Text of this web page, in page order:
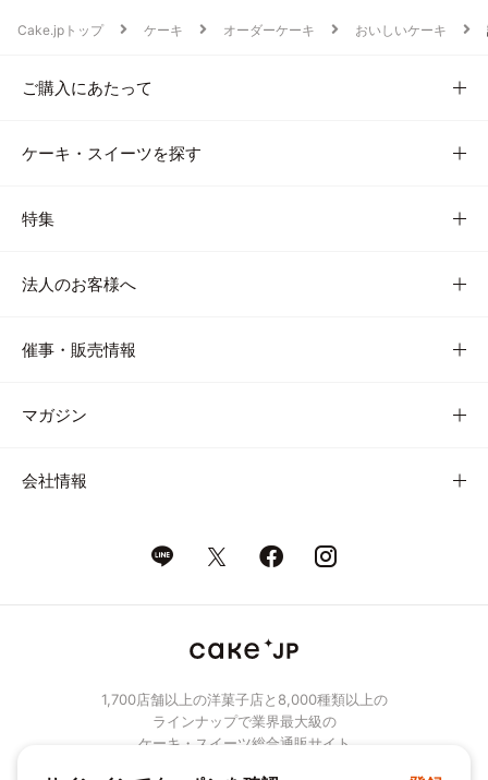
Cake.jpトップ ケーキ オーダーケーキ おいしいケーキ
ご購入にあたって
ケーキ・スイーツを探す
特集
法人のお客様へ
催事・販売情報
マガジン
会社情報
1,700店舗以上の洋菓子店と8,000種類以上の
ラインナップで業界最大級の
ケーキ・スイーツ総合通販サイト